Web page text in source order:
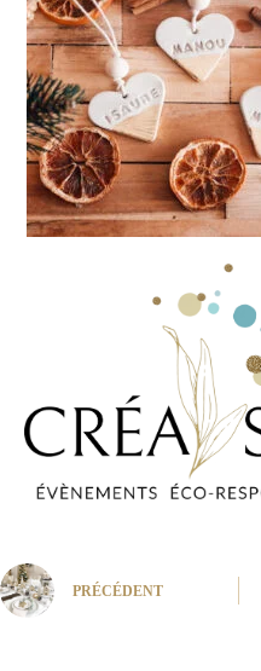
PRÉCÉDENT